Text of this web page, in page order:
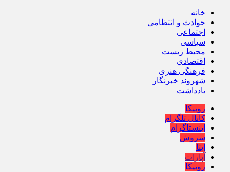
خانه
حوادث و انتظامی
اجتماعی
سیاسی
محیط زیست
اقتصادی
فرهنگی هنری
شهروند خبرنگار
یادداشت
روبیکا
کانال تلگرام
اینستاگرام
سروش
ایتا
آپارات
روبیکا